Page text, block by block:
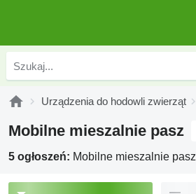
Urządzenia do hodowli zwierząt
Mobilne mieszalnie pasz
5 ogłoszeń: Mobilne mieszalnie pasz